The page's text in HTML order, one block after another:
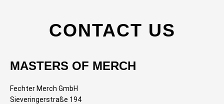
CONTACT US
MASTERS OF MERCH
Fechter Merch GmbH
Sieveringerstraße 194